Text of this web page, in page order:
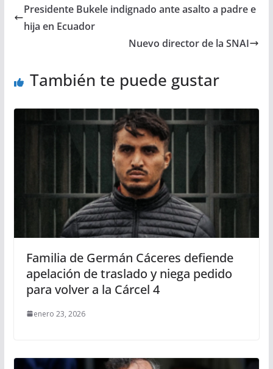
Presidente Bukele indignado ante asalto a padre e
hija en Ecuador
Nuevo director de la SNAI
También te puede gustar
Familia de Germán Cáceres defiende
apelación de traslado y niega pedido
para volver a la Cárcel 4
enero 23, 2026